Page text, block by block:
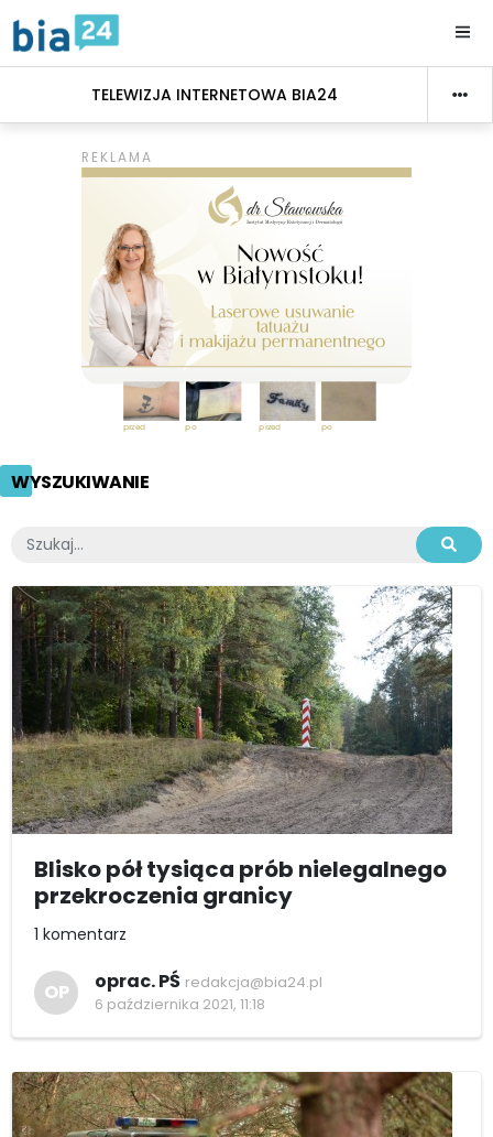
TELEWIZJA INTERNETOWA BIA24
WYSZUKIWANIE
Blisko pół tysiąca prób nielegalnego
przekroczenia granicy
1 komentarz
OP oprac. PŚ redakcja@bia24.pl
6 października 2021, 11:18